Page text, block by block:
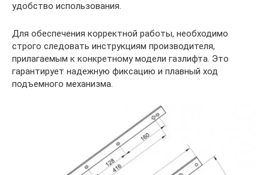
удобство использования.
Для обеспечения корректной работы, необходимо
строго следовать инструкциям производителя,
прилагаемым к конкретному модели газлифта. Это
гарантирует надежную фиксацию и плавный ход
подъемного механизма.